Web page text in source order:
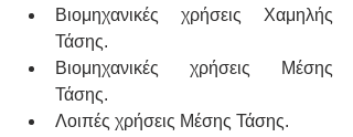
Βιομηχανικές χρήσεις Χαμηλής
Τάσης.
Βιομηχανικές χρήσεις Μέσης
Τάσης.
Λοιπές χρήσεις Μέσης Τάσης.